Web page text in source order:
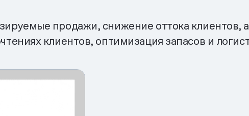
продажи, снижение оттока клиентов,
клиентов, оптимизация запасов и